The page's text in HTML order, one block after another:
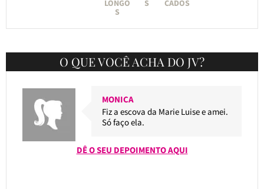
LONGO
S
S
CADOS
O QUE VOCÊ ACHA DO JV?
MONICA
Fiz a escova da Marie Luise e amei.
Só faço ela.
DÊ O SEU DEPOIMENTO AQUI